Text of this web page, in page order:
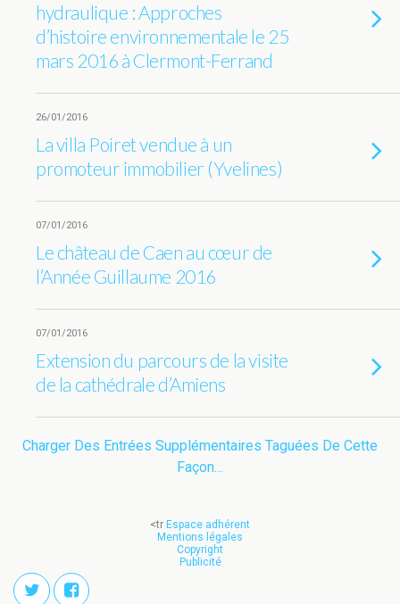
hydraulique : Approches
d’histoire environnementale le 25
mars 2016 à Clermont-Ferrand
26/01/2016
La villa Poiret vendue à un
promoteur immobilier (Yvelines)
07/01/2016
Le château de Caen au cœur de
l’Année Guillaume 2016
07/01/2016
Extension du parcours de la visite
de la cathédrale d’Amiens
Charger Des Entrées Supplémentaires Taguées De Cette
Façon…
<tr Espace adhérent
Mentions légales
Copyright
Publicité